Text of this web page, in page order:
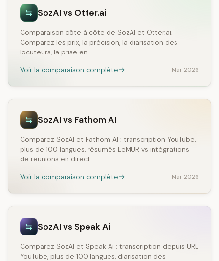
SozAI vs Otter.ai
Comparaison côte à côte de SozAI et Otter.ai.
Comparez les prix, la précision, la diarisation des
locuteurs, la prise en…
Voir la comparaison complète
Mar 2026
SozAI vs Fathom AI
Comparez SozAI et Fathom AI : transcription YouTube,
plus de 100 langues, résumés LeMUR vs intégrations
de réunions en direct…
Voir la comparaison complète
Mar 2026
SozAI vs Speak Ai
Comparez SozAI et Speak Ai : transcription depuis URL
YouTube, plus de 100 langues, diarisation des